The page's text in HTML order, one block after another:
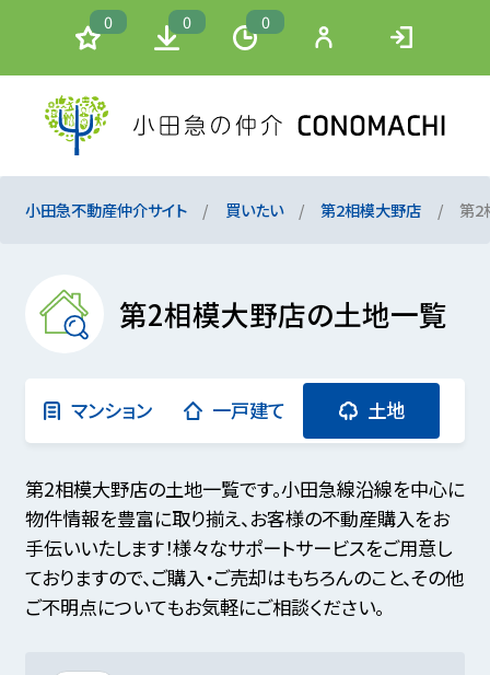
0 0 0
小田急不動産仲介サイト 買いたい 第2相模大野店 第2
第2相模大野店の土地一覧
マンション 一戸建て 土地
第2相模大野店の土地一覧です。小田急線沿線を中心に
物件情報を豊富に取り揃え、お客様の不動産購入をお
手伝いいたします！様々なサポートサービスをご用意し
ておりますので、ご購入・ご売却はもちろんのこと、その他
ご不明点についてもお気軽にご相談ください。